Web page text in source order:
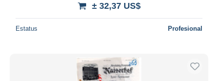
± 32,37 US$
Estatus Profesional